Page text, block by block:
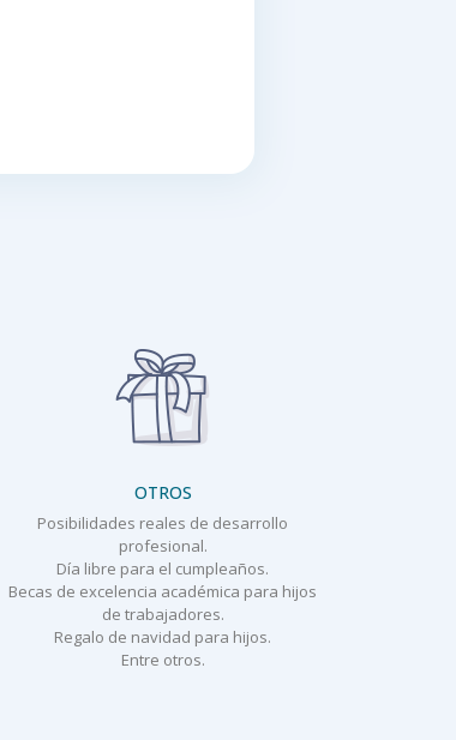
OTROS
Posibilidades reales de desarrollo
profesional.
Día libre para el cumpleaños.
Becas de excelencia académica para hijos
de trabajadores.
Regalo de navidad para hijos.
Entre otros.